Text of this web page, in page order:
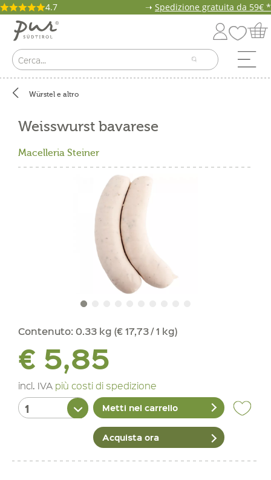
4.7 ➝ Spedizione gratuita da 59€ *
Würstel e altro
Weisswurst bavarese
Macelleria Steiner
Contenuto: 0.33 kg (€ 17,73 / 1 kg)
€ 5,85
incl. IVA più costi di spedizione
Metti nel carrello
Acquista ora